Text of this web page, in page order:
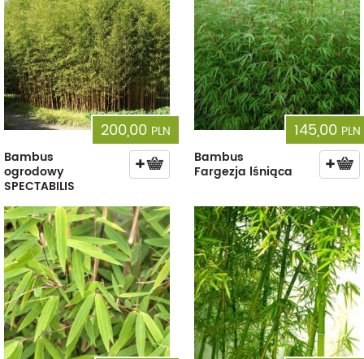
200,00 PLN
Bambus
ogrodowy
SPECTABILIS
145,00 PLN
Bambus
Fargezja lśniąca